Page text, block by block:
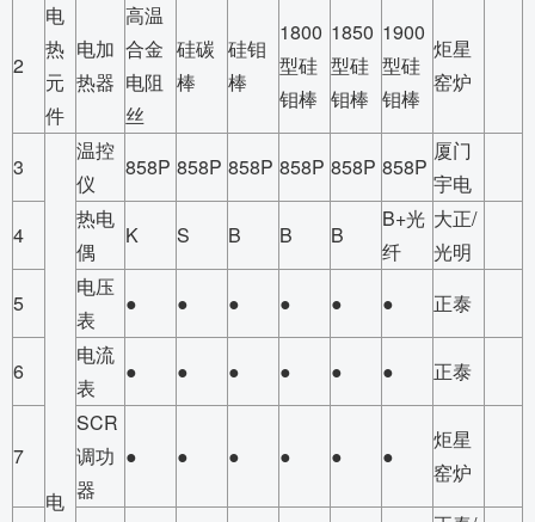
2
电
热
元
件
电加
热器
高温
合金
电阻
丝
硅碳
棒
硅钼
棒
1800
型硅
钼棒
1850
型硅
钼棒
1900
型硅
钼棒
炬星
窑炉
3
电
温控
仪
858P 858P 858P 858P 858P 858P
厦门
宇电
4
热电
偶
K S B B B
B+光
纤
大正/
光明
5
电压
表
● ● ● ● ● ● 正泰
6
电流
表
● ● ● ● ● ● 正泰
7
SCR
调功
器
● ● ● ● ● ●
炬星
窑炉